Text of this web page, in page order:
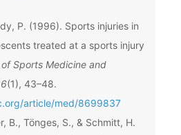
P. (1996). Sports injuries in
treated at a sports injury
Sports Medicine and
(1), 43–48.
article/med/8699837
B., Tönges, S., & Schmitt, H.